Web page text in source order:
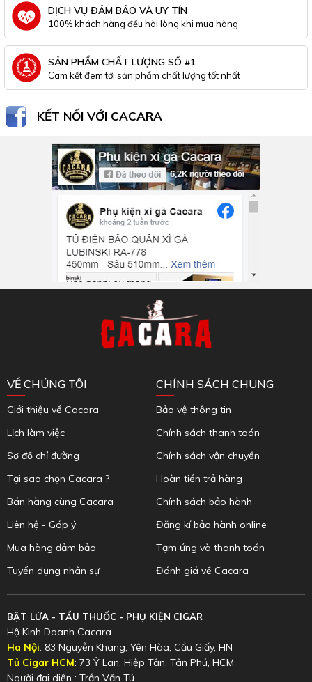
DỊCH VỤ ĐẢM BẢO VÀ UY TÍN
100% khách hàng đều hài lòng khi mua hàng
SẢN PHẨM CHẤT LƯỢNG SỐ #1
Cam kết đem tới sản phẩm chất lượng tốt nhất
KẾT NỐI VỚI CACARA
VỀ CHÚNG TÔI
Giới thiệu về Cacara
Lịch làm việc
Sơ đồ chỉ đường
Tại sao chọn Cacara ?
Bán hàng cùng Cacara
Liên hệ - Góp ý
Mua hàng đảm bảo
Tuyển dụng nhân sự
CHÍNH SÁCH CHUNG
Bảo vệ thông tin
Chính sách thanh toán
Chính sách vận chuyển
Hoàn tiền trả hàng
Chính sách bảo hành
Đăng kí bảo hành online
Tạm ứng và thanh toán
Đánh giá về Cacara
BẬT LỬA - TẨU THUỐC - PHỤ KIỆN CIGAR
Hộ Kinh Doanh Cacara
Ha Nội: 83 Nguyễn Khang, Yên Hòa, Cầu Giấy, HN
Tủ Cigar HCM: 73 Ỷ Lan, Hiệp Tân, Tân Phú, HCM
Người đại diện : Trần Văn Tú